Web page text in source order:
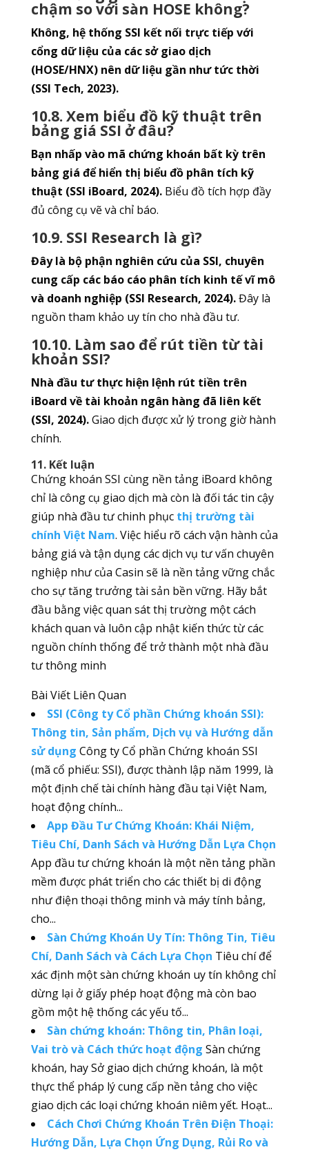
chậm so với sàn HOSE không?
Không, hệ thống SSI kết nối trực tiếp với
cổng dữ liệu của các sở giao dịch
(HOSE/HNX) nên dữ liệu gần như tức thời
(SSI Tech, 2023).
10.8. Xem biểu đồ kỹ thuật trên
bảng giá SSI ở đâu?
Bạn nhấp vào mã chứng khoán bất kỳ trên
bảng giá để hiển thị biểu đồ phân tích kỹ
thuật (SSI iBoard, 2024).Biểu đồ tích hợp đầy
đủ công cụ vẽ và chỉ báo.
10.9. SSI Research là gì?
Đây là bộ phận nghiên cứu của SSI, chuyên
cung cấp các báo cáo phân tích kinh tế vĩ mô
và doanh nghiệp (SSI Research, 2024).Đây là
nguồn tham khảo uy tín cho nhà đầu tư.
10.10. Làm sao để rút tiền từ tài
khoản SSI?
Nhà đầu tư thực hiện lệnh rút tiền trên
iBoard về tài khoản ngân hàng đã liên kết
(SSI, 2024).Giao dịch được xử lý trong giờ hành
chính.
11. Kết luận
Chứng khoán SSI cùng nền tảng iBoard không
chỉ là công cụ giao dịch mà còn là đối tác tin cậy
giúp nhà đầu tư chinh phục thị trường tài
chính Việt Nam. Việc hiểu rõ cách vận hành của
bảng giá và tận dụng các dịch vụ tư vấn chuyên
nghiệp như của Casin sẽ là nền tảng vững chắc
cho sự tăng trưởng tài sản bền vững. Hãy bắt
đầu bằng việc quan sát thị trường một cách
khách quan và luôn cập nhật kiến thức từ các
nguồn chính thống để trở thành một nhà đầu
tư thông minh
Bài Viết Liên Quan
SSI (Công ty Cổ phần Chứng khoán SSI):
Thông tin, Sản phẩm, Dịch vụ và Hướng dẫn
sử dụng Công ty Cổ phần Chứng khoán SSI
(mã cổ phiếu: SSI), được thành lập năm 1999, là
một định chế tài chính hàng đầu tại Việt Nam,
hoạt động chính...
App Đầu Tư Chứng Khoán: Khái Niệm,
Tiêu Chí, Danh Sách và Hướng Dẫn Lựa Chọn
App đầu tư chứng khoán là một nền tảng phần
mềm được phát triển cho các thiết bị di động
như điện thoại thông minh và máy tính bảng,
cho...
Sàn Chứng Khoán Uy Tín: Thông Tin, Tiêu
Chí, Danh Sách và Cách Lựa Chọn Tiêu chí để
xác định một sàn chứng khoán uy tín không chỉ
dừng lại ở giấy phép hoạt động mà còn bao
gồm một hệ thống các yếu tố...
Sàn chứng khoán: Thông tin, Phân loại,
Vai trò và Cách thức hoạt động Sàn chứng
khoán, hay Sở giao dịch chứng khoán, là một
thực thể pháp lý cung cấp nền tảng cho việc
giao dịch các loại chứng khoán niêm yết. Hoạt...
Cách Chơi Chứng Khoán Trên Điện Thoại:
Hướng Dẫn, Lựa Chọn Ứng Dụng, Rủi Ro và